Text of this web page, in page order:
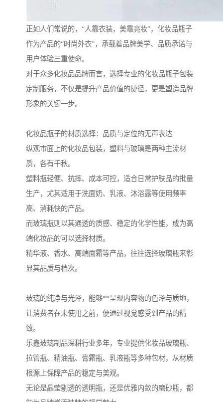
正如人们常说的，“人靠衣装，美靠亮妆”，化妆品瓶子
作为产品的“时尚外衣”，承载着品牌美学、品质承诺与
用户体验三重使命。
对于众多化妆品品牌而言，选择专业的化妆品瓶子包装
定制服务，不仅是提升产品价值的捷径，更是塑造品牌
形象的关键一步。
化妆品瓶子的材质选择：品质与定位的无声表达
纵观市面上的化妆品包装，塑料与玻璃是两种主流材
质，各有千秋。
塑料瓶轻便、抗摔、成本可控，适合日常护肤品的批量
生产，尤其适用于洗面奶、乳液、沐浴露等使用频率
高、消耗快的产品。
而玻璃瓶则以其通透的质感、稳定的化学性能，成为高
端化妆品的可以选择材质。
精华液、香水、高端面霜等产品，往往选择玻璃瓶来彰
显其品质与档次。
玻璃的纯净与光泽，能够**呈现内容物的色泽与质地，
让消费者在未使用之前，便通过视觉感受到产品的精
致。
乐鑫玻璃制品深耕行业多年，专业提供化妆品玻璃瓶、
拉管瓶、精油瓶、膏霜瓶、乳液瓶等多种包材，从材质
根源上保障产品的稳定与美观。
无论是晶莹剔透的透明瓶，还是优雅内敛的磨砂瓶，都